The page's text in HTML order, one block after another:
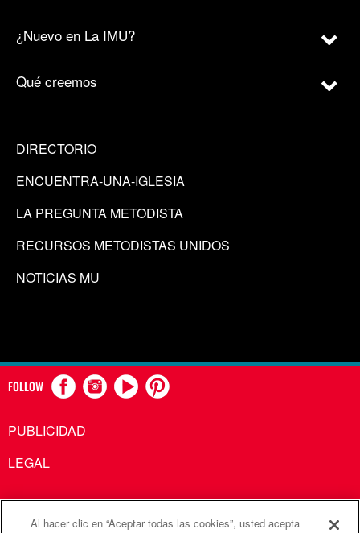
¿Nuevo en La IMU?
Qué creemos
DIRECTORIO
ENCUENTRA-UNA-IGLESIA
LA PREGUNTA METODISTA
RECURSOS METODISTAS UNIDOS
NOTICIAS MU
FOLLOW
PUBLICIDAD
LEGAL
Al hacer clic en “Aceptar todas las cookies”, usted acepta